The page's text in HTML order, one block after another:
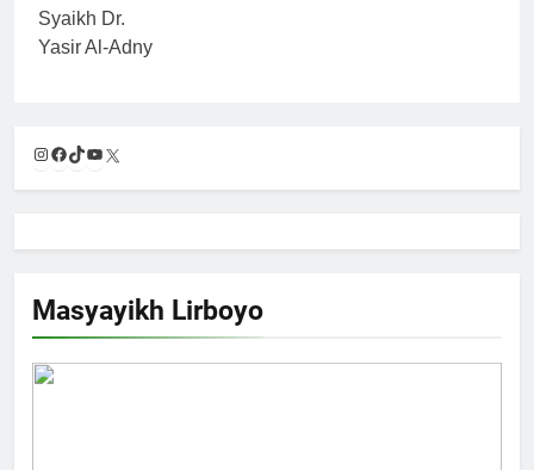
Instagram
Facebook
TikTokYouTube
Masyayikh Lirboyo